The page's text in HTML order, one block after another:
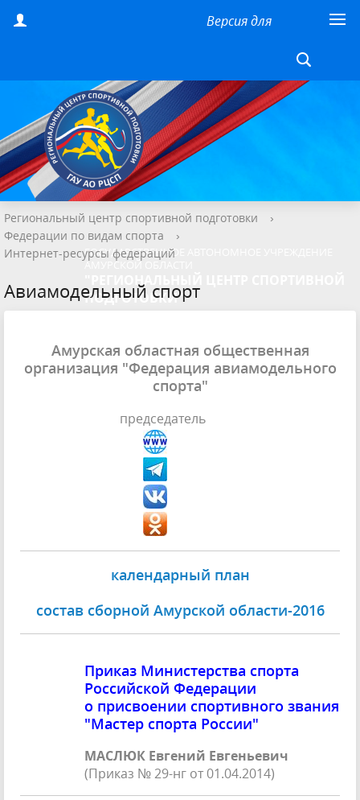
Версия для
ГОСУДАРСТВЕННОЕ АВТОНОМНОЕ УЧРЕЖДЕНИЕ
АМУРСКОЙ ОБЛАСТИ
"РЕГИОНАЛЬНЫЙ ЦЕНТР СПОРТИВНОЙ
ПОДГОТОВКИ"
Региональный центр спортивной подготовки
›
Федерации по видам спорта
›
Интернет-ресурсы федераций
Авиамодельный спорт
Амурская областная общественная
организация "Федерация авиамодельного
спорта"
председатель
календарный план
состав сборной Амурской области-2016
Приказ Министерства спорта
Российской Федерации
о присвоении спортивного звания
"Мастер спорта России"
МАСЛЮК Евгений Евгеньевич
(Приказ № 29-нг от 01.04.2014)